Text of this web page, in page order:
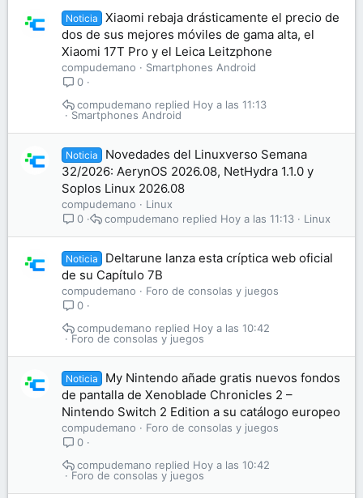
Noticia
Xiaomi rebaja drásticamente el precio de
dos de sus mejores móviles de gama alta, el
Xiaomi 17T Pro y el Leica Leitzphone
compudemano
Smartphones Android
0
Smartphones Android
Hoy a las 11:13
compudemano
Noticia
Novedades del Linuxverso Semana
32/2026: AerynOS 2026.08, NetHydra 1.1.0 y
Soplos Linux 2026.08
compudemano
Linux
0
Linux
Hoy a las 11:13
compudemano
Noticia
Deltarune lanza esta críptica web oficial
de su Capítulo 7B
compudemano
Foro de consolas y juegos
0
Foro de consolas y juegos
Hoy a las 10:42
compudemano
Noticia
My Nintendo añade gratis nuevos fondos
de pantalla de Xenoblade Chronicles 2 –
Nintendo Switch 2 Edition a su catálogo europeo
compudemano
Foro de consolas y juegos
0
Foro de consolas y juegos
Hoy a las 10:42
compudemano